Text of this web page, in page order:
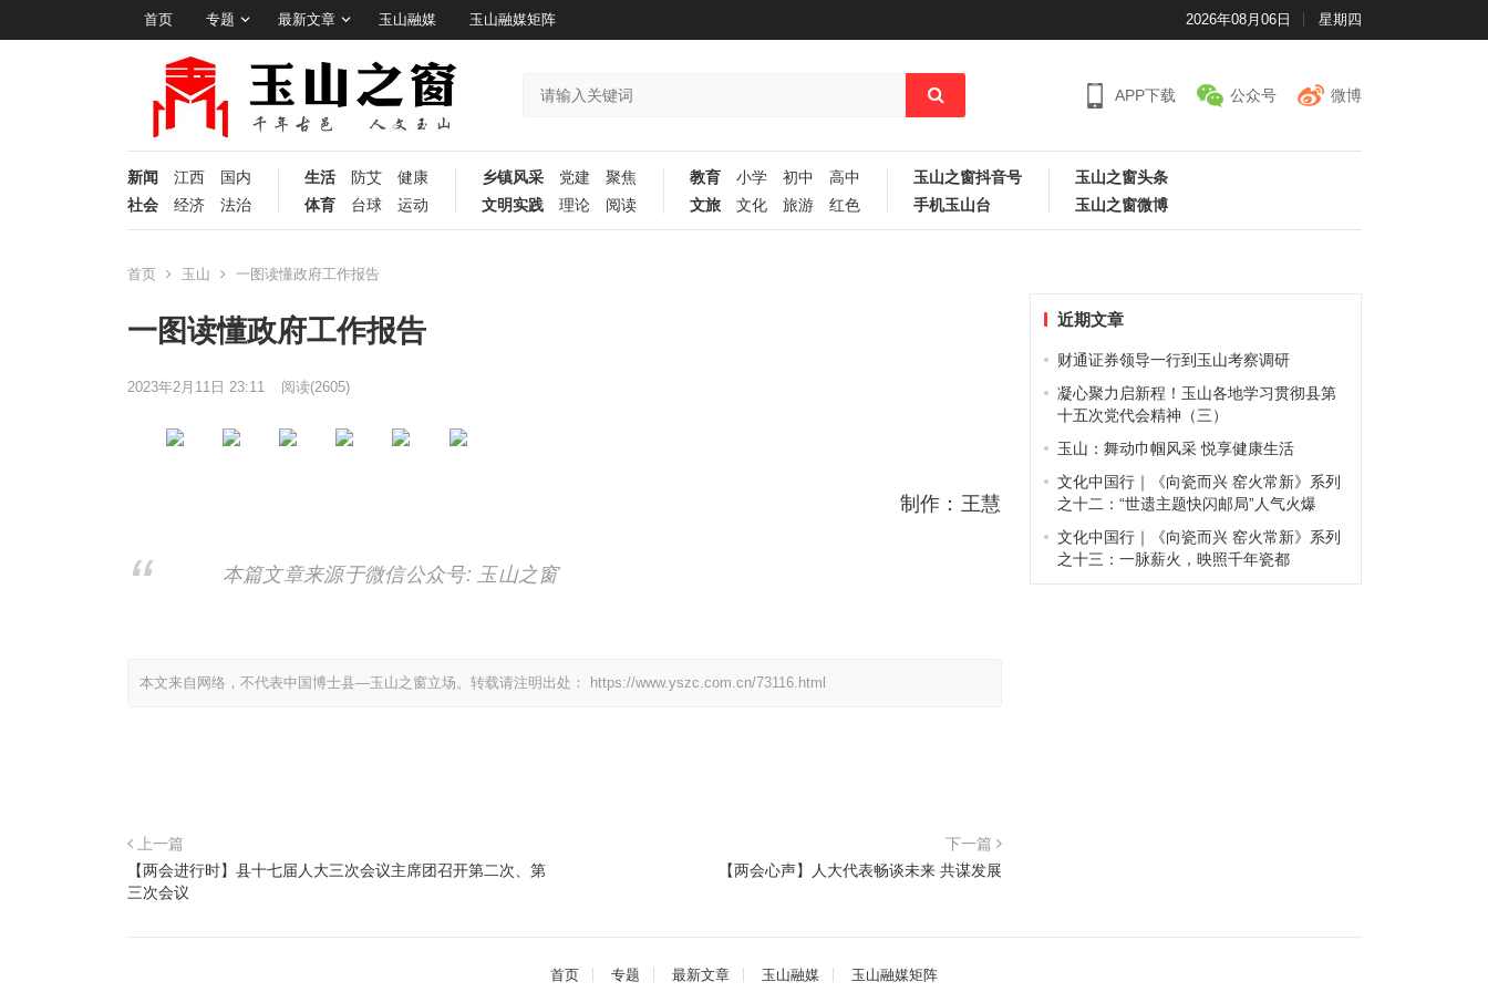
首页 专题 最新文章 玉山融媒 玉山融媒矩阵 2026年08月06日 星期四
APP下载 公众号 微博
新闻 江西
国内
社会
经济 法治
生活 防艾
健康
体育
台球 运动
乡镇风采 党建
聚焦
文明实践
理论 阅读
教育 小学 初中
高中
文旅
文化 旅游 红色
玉山之窗抖音号
手机玉山台
玉山之窗头条
玉山之窗微博
首页 玉山 一图读懂政府工作报告
一图读懂政府工作报告
2023年2月11日 23:11 阅读(2605)
制作：王慧
本篇文章来源于微信公众号: 玉山之窗
本文来自网络，不代表中国博士县—玉山之窗立场。转载请注明出处： https://www.yszc.com.cn/73116.html
上一篇
【两会进行时】县十七届人大三次会议主席团召开第二次、第
三次会议
下一篇
【两会心声】人大代表畅谈未来 共谋发展
近期文章
财通证券领导一行到玉山考察调研
凝心聚力启新程！玉山各地学习贯彻县第
十五次党代会精神（三）
玉山：舞动巾帼风采 悦享健康生活
文化中国行｜《向瓷而兴 窑火常新》系列
之十二：“世遗主题快闪邮局”人气火爆
文化中国行｜《向瓷而兴 窑火常新》系列
之十三：一脉薪火，映照千年瓷都
首页 专题 最新文章 玉山融媒 玉山融媒矩阵